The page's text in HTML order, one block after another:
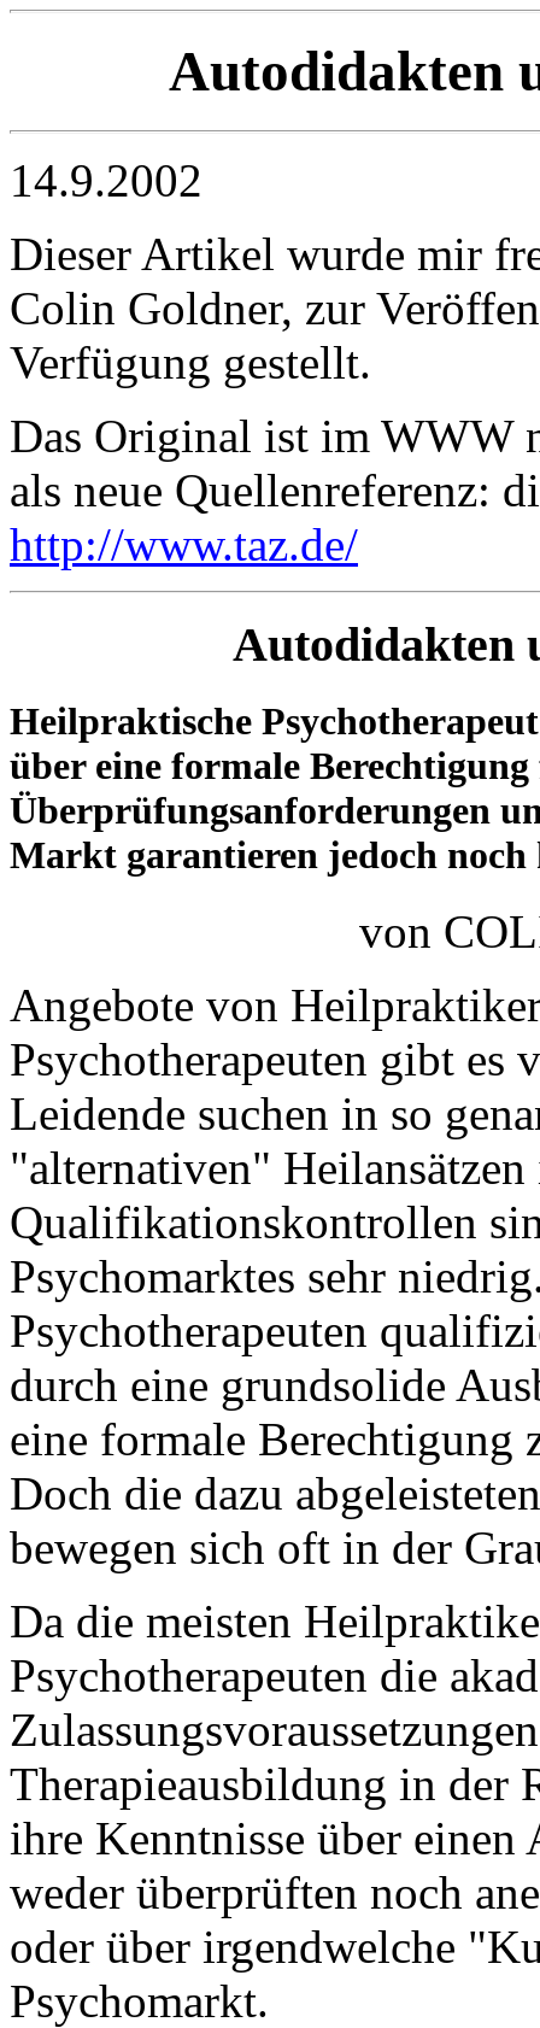
Autodidakten
14.9.2002
Dieser Artikel wurde mir
Colin Goldner, zur
Verfügung gestellt.
Das Original ist im WWW
als neue Quellenreferenz:
http://www.taz.de/
Autodidakten
Heilpraktische
über eine formale
Überprüfungsanforderungen
Markt garantieren jedoch noch
von
Angebote von
Psychotherapeuten gibt
Leidende suchen in so
"alternativen"
Qualifikationskontrollen
Psychomarktes sehr
Psychotherapeuten
durch eine grundsolide
eine formale
Doch die dazu
bewegen sich oft in der
Da die meisten
Psychotherapeuten die
Therapieausbildung in der
ihre Kenntnisse über einen
weder überprüften noch
oder über irgendwelche
Psychomarkt.